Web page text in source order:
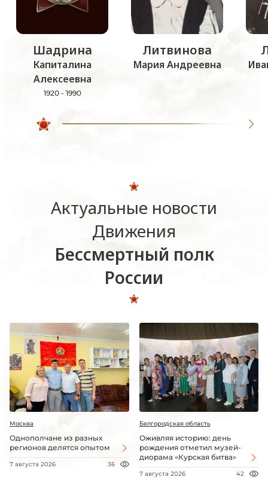
Шадрина
Капиталина
Алексеевна
1920 - 1990
Литвинова
Мария Андреевна
Актуальные новости
Движения
Бессмертный полк
России
Москва
Однополчане из разных
регионов делятся опытом
7 августа 2026 36
Белгородская область
Оживляя историю: день
рождения отметил музей-
диорама «Курская битва»
7 августа 2026 42